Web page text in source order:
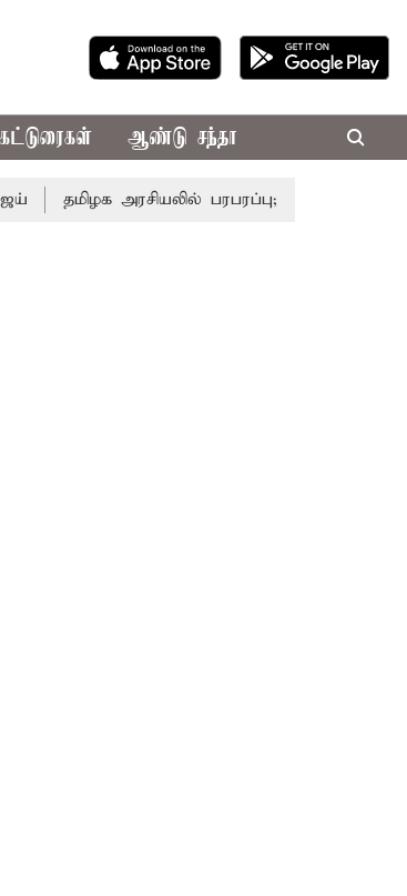
கட்டுரைகள் ஆண்டு சந்தா
அரசியலில் பரபரப்பு; அமைச்சர் ஆனந்த் உடன்